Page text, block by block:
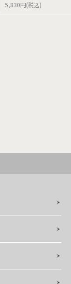
5,830円(税込)